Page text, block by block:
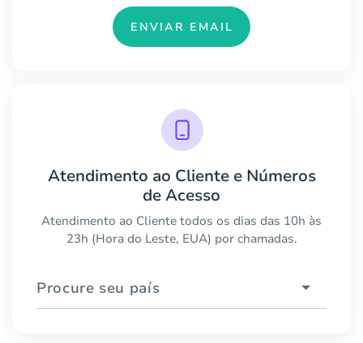
ENVIAR EMAIL
Atendimento ao Cliente e Números
de Acesso
Atendimento ao Cliente todos os dias das 10h às
23h (Hora do Leste, EUA) por chamadas.
Procure seu país